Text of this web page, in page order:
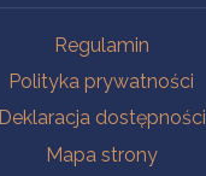
Regulamin
Polityka prywatności
Deklaracja dostępności
Mapa strony